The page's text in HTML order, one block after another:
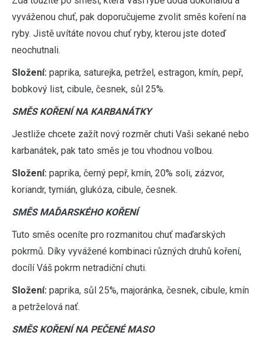
vyváženou chuť, pak doporučujeme zvolit směs koření na
ryby. Jistě uvítáte novou chuť ryby, kterou jste doteď
neochutnali.
Složení: paprika, saturejka, petržel, estragon, kmín, pepř,
bobkový list, cibule, česnek, sůl 25%.
SMĚS KOŘENÍ NA KARBANÁTKY
Jestliže chcete zažít nový rozměr chuti Vaši sekané nebo
karbanátek, pak tato směs je tou vhodnou volbou.
Složení: paprika, černý pepř, kmín, 20% soli, zázvor,
koriandr, tymián, glukóza, cibule, česnek.
SMĚS MAĎARSKÉHO KOŘENÍ
Tuto směs oceníte pro rozmanitou chuť maďarských
pokrmů. Díky vyvážené kombinaci různých druhů koření,
docílí Váš pokrm netradiční chuti.
Složení: paprika, sůl 25%, majoránka, česnek, cibule, kmín
a petrželová nať.
SMĚS KOŘENÍ NA PEČENÉ MASO